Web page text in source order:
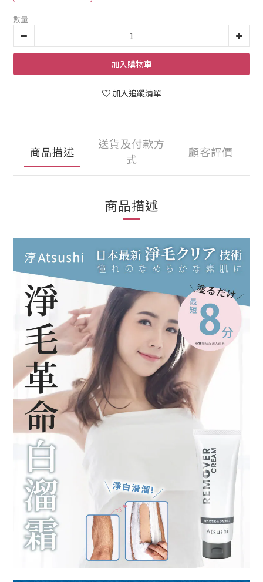
數量
加入購物車
加入追蹤清單
商品描述
送貨及付款方
式
顧客評價
商品描述